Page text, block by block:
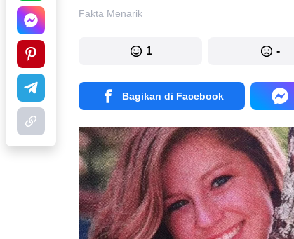
Fakta Menarik
1 -
Bagikan di Facebook